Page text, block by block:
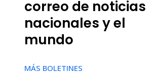
correo de noticias
nacionales y el
mundo
MÁS BOLETINES